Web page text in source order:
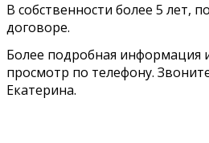
В собственности более 5 лет,
договоре.
Более подробная информация
просмотр по телефону.
Екатерина.